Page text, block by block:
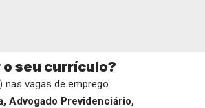
seu currículo?
nas vagas de emprego
Advogado Previdenciário,